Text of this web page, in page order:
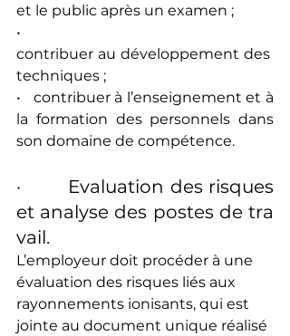
et le public après un examen ;
•
contribuer au développement des
techniques ;
•   contribuer à l’enseignement et à
la formation des personnels dans
son domaine de compétence.
·        Evaluation des risques
et analyse des postes de tra
vail.
L’employeur doit procéder à une
évaluation des risques liés aux
rayonnements ionisants, qui est
jointe au document unique réalisé